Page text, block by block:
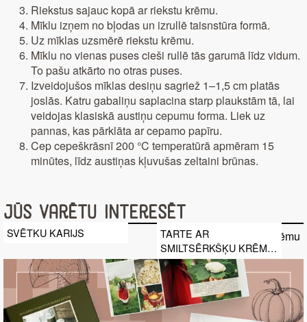
Riekstus sajauc kopā ar riekstu krēmu.
Mīklu izņem no bļodas un izrullē taisnstūra formā.
Uz mīklas uzsmērē riekstu krēmu.
Mīklu no vienas puses cieši rullē tās garumā līdz vidum.
To pašu atkārto no otras puses.
Izveidojušos mīklas desiņu sagriež 1–1,5 cm platās
joslās. Katru gabaliņu saplacina starp plaukstām tā, lai
veidojas klasiskā austiņu cepumu forma. Liek uz
pannas, kas pārklāta ar cepamo papīru.
Cep cepeškrāsnī 200 °C temperatūrā apmēram 15
minūtes, līdz austiņas kļuvušas zeltaini brūnas.
Jūs varētu interesēt
SVĒTKU KARIJS
TARTE AR
SMILTSĒRKŠĶU KRĒMU
UN MERINGU